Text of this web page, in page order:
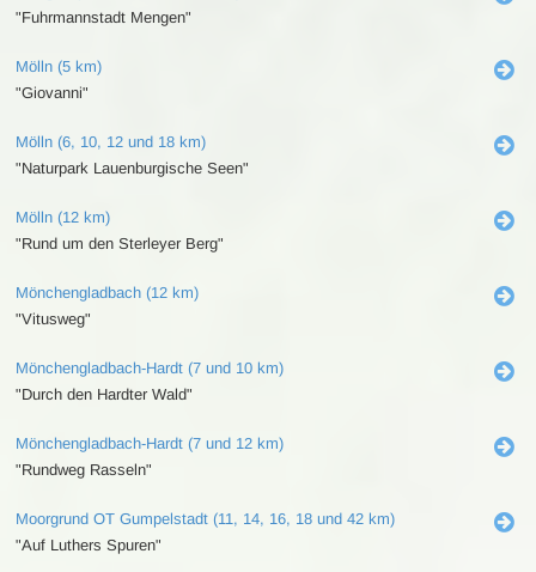
"Fuhrmannstadt Mengen"
Mölln (5 km)
"Giovanni"
Mölln (6, 10, 12 und 18 km)
"Naturpark Lauenburgische Seen"
Mölln (12 km)
"Rund um den Sterleyer Berg"
Mönchengladbach (12 km)
"Vitusweg"
Mönchengladbach-Hardt (7 und 10 km)
"Durch den Hardter Wald"
Mönchengladbach-Hardt (7 und 12 km)
"Rundweg Rasseln"
Moorgrund OT Gumpelstadt (11, 14, 16, 18 und 42 km)
"Auf Luthers Spuren"